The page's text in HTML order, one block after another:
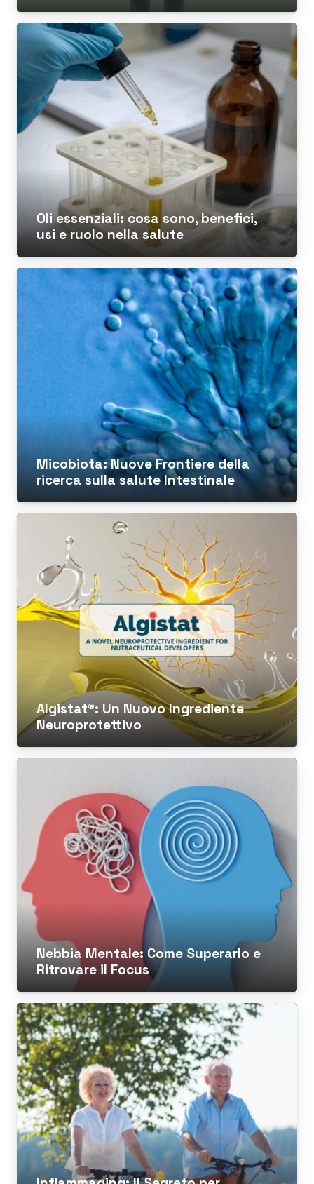
Oli essenziali: cosa sono, benefici,
usi e ruolo nella salute
Micobiota: Nuove Frontiere della
ricerca sulla salute Intestinale
Algistat®: Un Nuovo Ingrediente
Neuroprotettivo
Nebbia Mentale: Come Superarlo e
Ritrovare il Focus